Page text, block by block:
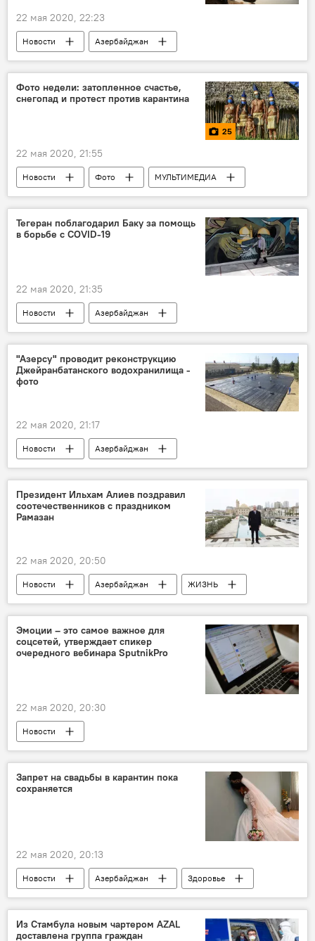
22 мая 2020, 22:23
Новости
Азербайджан
Новости мира
Экономика
поставки
Трансадриатический газопровод
Фото недели: затопленное счастье,
снегопад и протест против карантина
25
22 мая 2020, 21:55
Новости Фото
МУЛЬТИМЕДИА
Новости мира
ЖИЗНЬ
неделя
снегопад
протест карантин
Тегеран поблагодарил Баку за помощь
в борьбе с COVID-19
22 мая 2020, 21:35
Новости
Азербайджан
Новости мира
Политика
Иран
Коронавирус
"Азерсу" проводит реконструкцию
Джейранбатанского водохранилища -
фото
22 мая 2020, 21:17
Новости
Азербайджан
ТЕХНОЛОГИИ
ЖИЗНЬ
Экономика
Джейранбатан
водохранилище
Реконструкция
ОАО Azərsu
Президент Ильхам Алиев поздравил
соотечественников с праздником
Рамазан
22 мая 2020, 20:50
Новости Азербайджан
ЖИЗНЬ
Политика
Ильхам Алиев
Рамазан
поздравление
Эмоции – это самое важное для
соцсетей, утверждает спикер
очередного вебинара SputnikPro
22 мая 2020, 20:30
Новости
Проект SputnikPro в Азербайджане
Пресс-центр
Новости мира
ЖИЗНЬ
Запрет на свадьбы в карантин пока
сохраняется
22 мая 2020, 20:13
Новости Азербайджан
Здоровье
ЖИЗНЬ
карантин
Кабинет министров АР
Свадьбы
Из Стамбула новым чартером AZAL
доставлена группа граждан